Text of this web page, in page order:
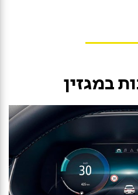
במגזין